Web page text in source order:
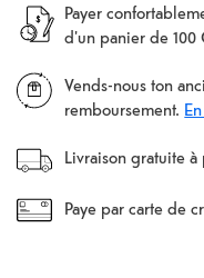
Payer
d'un panier de 100
Vends-nous ton
remboursement.
Livraison gratuite
Paye par carte de